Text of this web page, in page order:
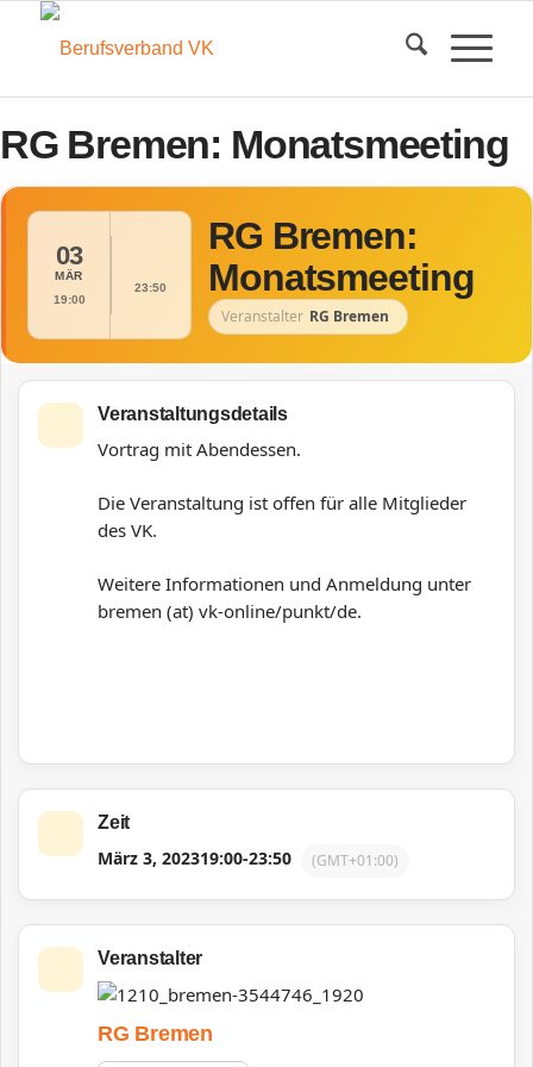
RG Bremen: Monatsmeeting
03
MÄR
19:00
23:50
RG Bremen:
Monatsmeeting
Veranstalter RG Bremen
Veranstaltungsdetails
Vortrag mit Abendessen.
Die Veranstaltung ist offen für alle Mitglieder
des VK.
Weitere Informationen und Anmeldung unter
bremen (at) vk-online/punkt/de.
Zeit
März 3, 202319:00-23:50 (GMT+01:00)
Veranstalter
RG Bremen